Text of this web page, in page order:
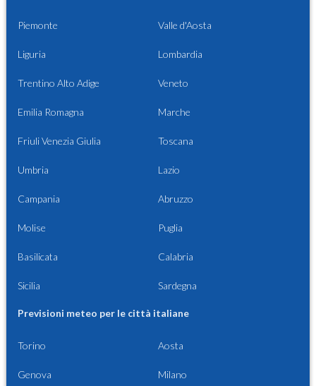
Piemonte Valle d'Aosta
Liguria Lombardia
Trentino Alto Adige Veneto
Emilia Romagna Marche
Friuli Venezia Giulia Toscana
Umbria Lazio
Campania Abruzzo
Molise Puglia
Basilicata Calabria
Sicilia Sardegna
Previsioni meteo per le città italiane
Torino Aosta
Genova Milano